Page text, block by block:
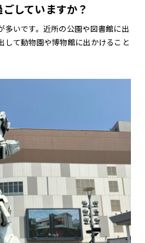
していますか？
多いです。近所の公園や図書館に出
して動物園や博物館に出かけること